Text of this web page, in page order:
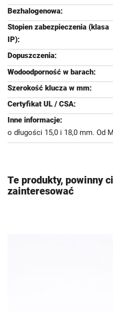
o długości 15,0 i 18,0 mm. Od
Te produkty, powinny
zainteresować